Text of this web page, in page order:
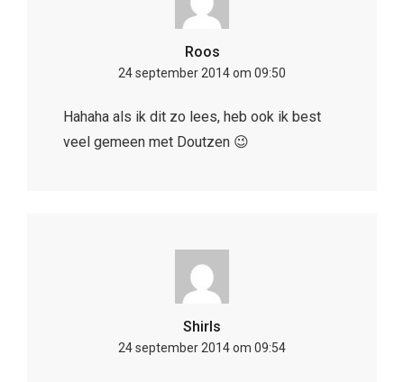
Roos
24 september 2014 om 09:50
Hahaha als ik dit zo lees, heb ook ik best
veel gemeen met Doutzen 😉
Shirls
24 september 2014 om 09:54